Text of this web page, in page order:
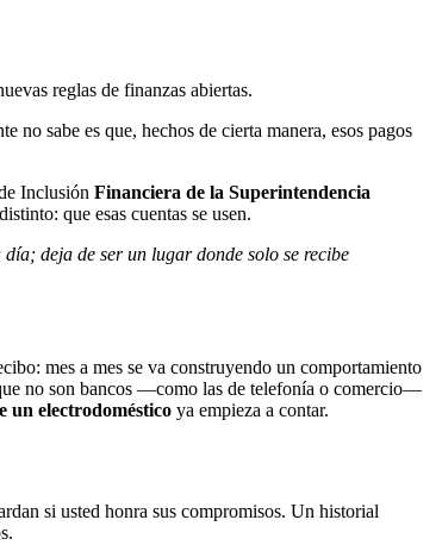
reglas de finanzas abiertas.
no sabe es que, hechos de cierta manera, esos pagos
Inclusión Financiera de la Superintendencia
que esas cuentas se usen.
deja de ser un lugar donde solo se recibe
mes a mes se va construyendo un comportamiento
no son bancos —como las de telefonía o comercio—
un electrodoméstico ya empieza a contar.
si usted honra sus compromisos. Un historial